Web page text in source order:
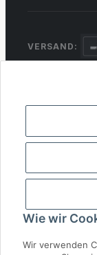
Wie wir
Wir verwenden
VERSAND:
* Alle Preise inkl.